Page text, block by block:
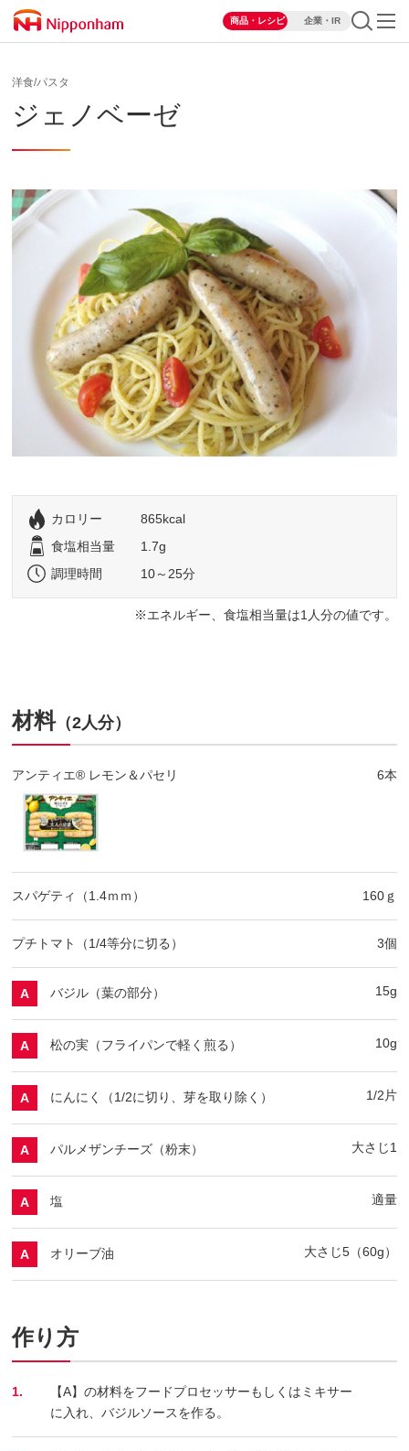
商品・レシピ 企業・IR
洋食/パスタ
ジェノベーゼ
カロリー
865kcal
食塩相当量
1.7g
調理時間
10～25分
エネルギー、食塩相当量は1人分の値です。
材料（2人分）
アンティエ® レモン＆パセリ 6本
スパゲティ（1.4ｍｍ） 160ｇ
プチトマト（1/4等分に切る） 3個
A バジル（葉の部分） 15g
A 松の実（フライパンで軽く煎る） 10g
A にんにく（1/2に切り、芽を取り除く） 1/2片
A パルメザンチーズ（粉末） 大さじ1
A 塩 適量
A オリーブ油 大さじ5（60g）
作り方
1.
【A】の材料をフードプロセッサーもしくはミキサー
に入れ、バジルソースを作る。